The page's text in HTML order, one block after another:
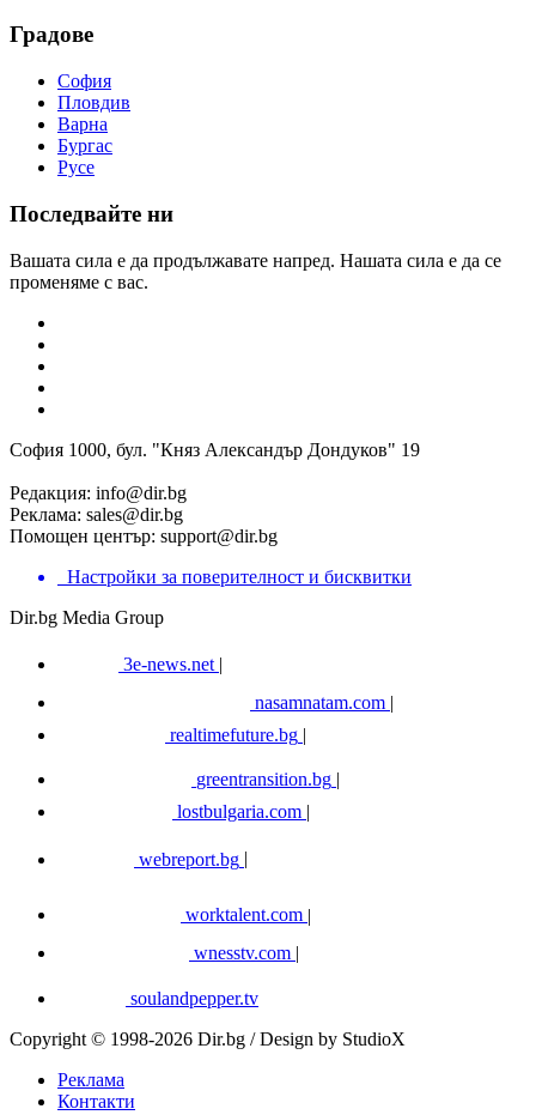
Градове
София
Пловдив
Варна
Бургас
Русе
Последвайте ни
Вашата сила е да продължавате напред. Нашата сила е да се
променяме с вас.
София 1000, бул. "Княз Александър Дондуков" 19
Редакция: info@dir.bg
Реклама: sales@dir.bg
Помощен център: support@dir.bg
Настройки за поверителност и бисквитки
Dir.bg Media Group
3e-news.net |
nasamnatam.com |
realtimefuture.bg |
greentransition.bg |
lostbulgaria.com |
webreport.bg
worktalent.com |
wnesstv.com |
soulandpepper.tv
Copyright © 1998-2026 Dir.bg / Design by StudioX
Реклама
Контакти